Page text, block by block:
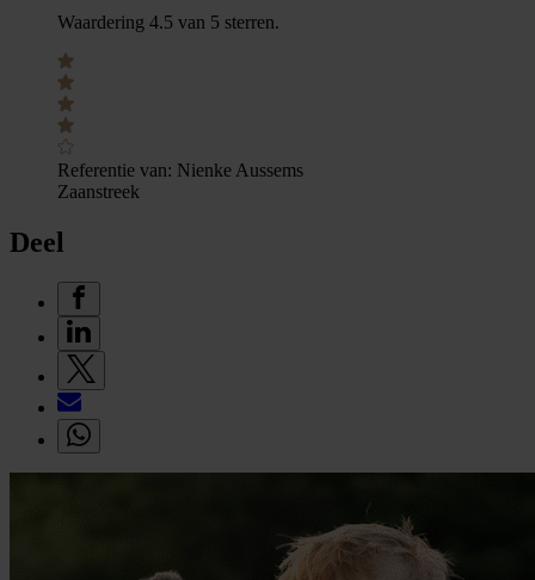
Waardering 4.5 van 5 sterren.
Referentie van: Nienke Aussems
Zaanstreek
Deel